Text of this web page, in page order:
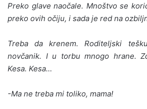
Preko glave naočale. Mnoštvo se
preko ovih očiju, i sada je red na
Treba da krenem. Roditeljski
novčanik. I u torbu mnogo hrane.
Kesa. Kesa…
-Ma ne treba mi toliko, mama!